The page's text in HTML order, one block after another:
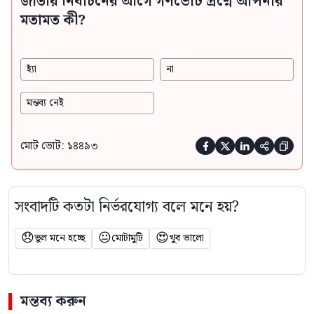
মতামত কী?
হ্যাঁ না
মন্তব্য নেই
মোট ভোট: ১৪৪৯৩     
সংবাদটি কতটা নির্ভরযোগ্য বলে মনে হয়?
😞ভুল মনে হচ্ছে 😐মোটামুটি 😍খুব ভালো
মন্তব্য করুন